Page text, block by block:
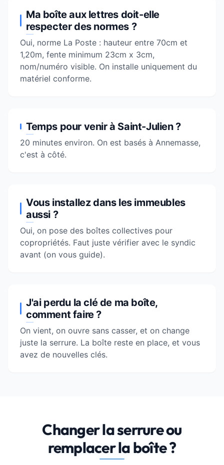
Ma boîte aux lettres doit-elle
respecter des normes ?
Oui, norme La Poste : hauteur entre 70cm et
1,20m, fente minimum 23cm x 3cm,
nom/numéro visible. On installe uniquement du
matériel conforme.
Temps pour venir à Saint-Julien ?
20 minutes environ. On est basés à Annemasse,
c'est à côté.
Vous installez dans les immeubles
aussi ?
Oui, on pose des boîtes collectives pour
copropriétés. Faut juste vérifier avec le syndic
avant (on vous guide).
J'ai perdu la clé de ma boîte,
comment faire ?
On vient, on ouvre sans casser, et on change
juste la serrure. La boîte reste en place, et vous
avez de nouvelles clés.
Changer la serrure ou
remplacer la boîte ?